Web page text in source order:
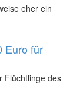
eher ein
Euro für
Flüchtlinge des